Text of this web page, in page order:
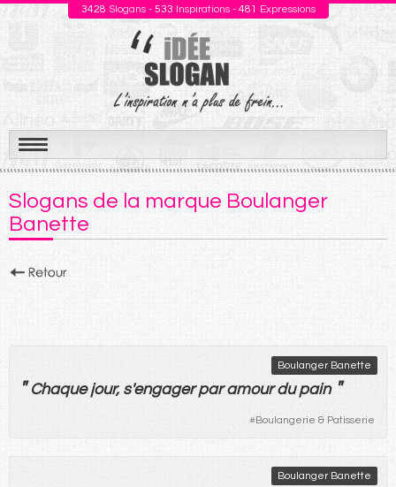
3428 Slogans - 533 Inspirations - 481 Expressions
Aller
au
contenu
Slogans de la marque Boulanger
Banette
Boulanger Banette
" Chaque jour, s'engager par amour du pain "
#Boulangerie & Patisserie
Boulanger Banette